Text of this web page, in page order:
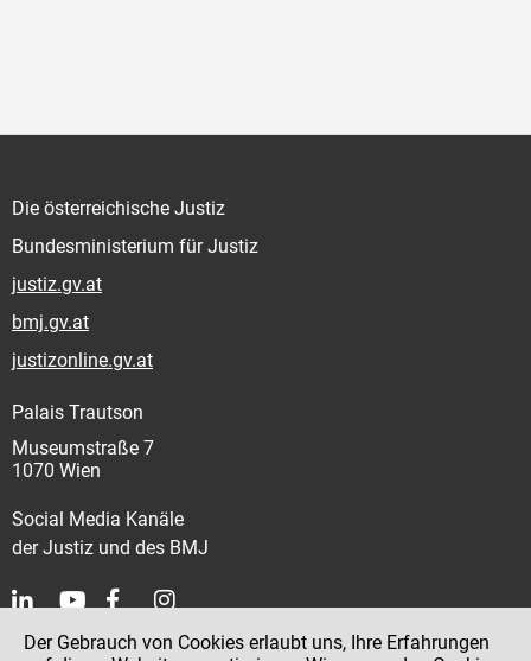
Die österreichische Justiz
Bundesministerium für Justiz
justiz.gv.at
bmj.gv.at
justizonline.gv.at
Palais Trautson
Museumstraße 7
1070 Wien
Social Media Kanäle
der Justiz und des BMJ
Kontakt
Der Gebrauch von Cookies erlaubt uns, Ihre Erfahrungen